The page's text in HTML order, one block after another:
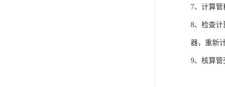
7、计算
8、检查
器，重新
9、核算管